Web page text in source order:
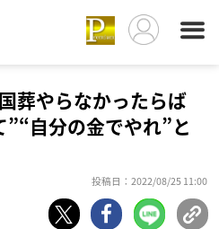
葬やらなかったらば
自分の金でやれ”と
投稿日：2022/08/25 11:00